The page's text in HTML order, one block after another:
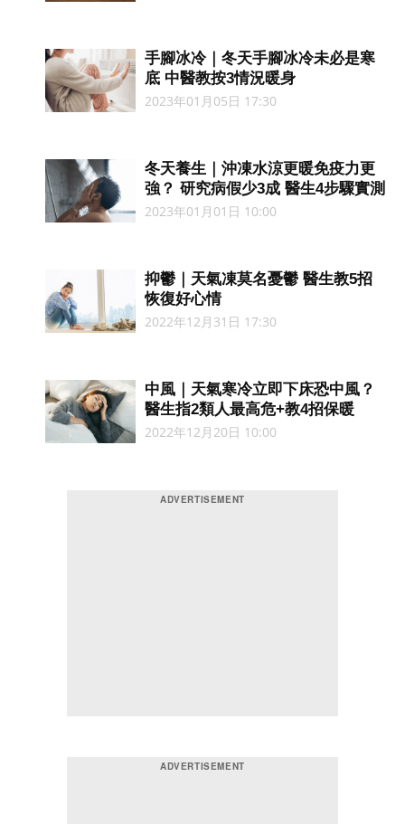
手腳冰冷｜冬天手腳冰冷未必是寒
底 中醫教按3情況暖身
2023年01月05日 17:30
冬天養生｜沖凍水涼更暖免疫力更
強？ 研究病假少3成 醫生4步驟實測
2023年01月01日 10:00
抑鬱｜天氣凍莫名憂鬱 醫生教5招
恢復好心情
2022年12月31日 17:30
中風｜天氣寒冷立即下床恐中風？
醫生指2類人最高危+教4招保暖
2022年12月20日 10:00